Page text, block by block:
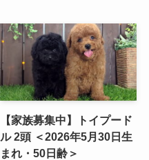
【家族募集中】トイプード
ル 2頭 ＜2026年5月30日生
まれ・50日齢＞